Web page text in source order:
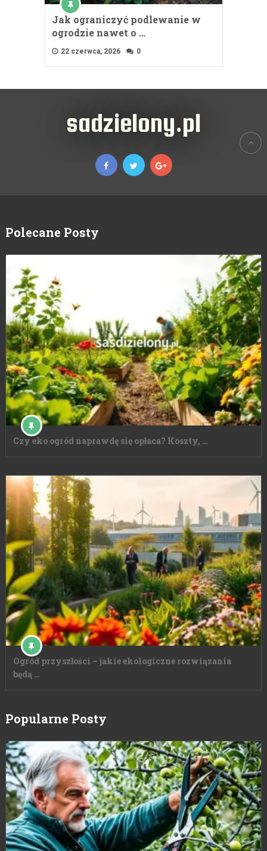
Jak ograniczyć podlewanie w
ogrodzie nawet o …
22 czerwca, 2026 0
sadzielony.pl
Polecane Posty
Czy eko ogród naprawdę się opłaca? Koszty, …
Ogród przyszłości – jakie ekologiczne rozwiązania
będą …
Popularne Posty